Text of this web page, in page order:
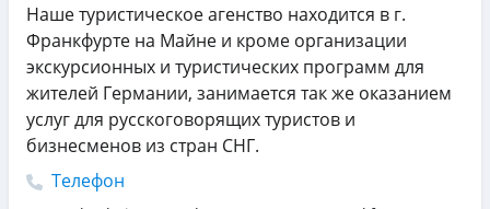
Наше туристическое агенство находится в г.
Франкфурте на Майне и кроме организации
экскурсионных и туристических программ для
жителей Германии, занимается так же оказанием
услуг для русскоговорящих туристов и
бизнесменов из стран СНГ.
Телефон